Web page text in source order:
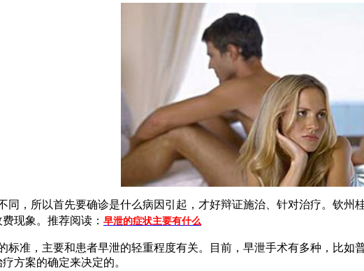
同，所以首先要确诊是什么病因引起，才好辩证施治、针对治疗。钦
现象。推荐阅读： 早泄的症状主要有什么
标准，主要和患者早泄的轻重程度有关。目前，早泄手术有多种，比
方案的确定来决定的。